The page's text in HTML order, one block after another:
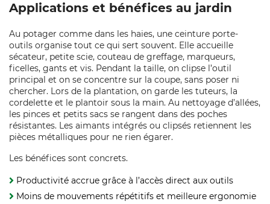
Applications et bénéfices au jardin
Au potager comme dans les haies, une ceinture porte-
outils organise tout ce qui sert souvent. Elle accueille
sécateur, petite scie, couteau de greffage, marqueurs,
ficelles, gants et vis. Pendant la taille, on clipse l’outil
principal et on se concentre sur la coupe, sans poser ni
chercher. Lors de la plantation, on garde les tuteurs, la
cordelette et le plantoir sous la main. Au nettoyage d’allées,
les pinces et petits sacs se rangent dans des poches
résistantes. Les aimants intégrés ou clipsés retiennent les
pièces métalliques pour ne rien égarer.
Les bénéfices sont concrets.
Productivité accrue grâce à l’accès direct aux outils
Moins de mouvements répétitifs et meilleure ergonomie